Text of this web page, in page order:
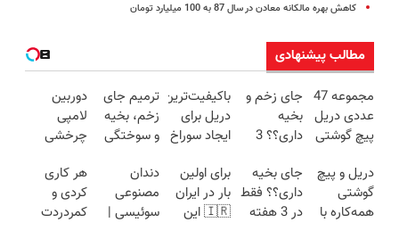
کاهش بهره مالکانه معادن در سال 87 به 100 میلیارد تومان
مطالب پیشنهادی
مجموعه 47
عددی دریل
پیچ گوشتی
(تخفیف به
مدت
محدود)
جای زخم و
بخیه
داری؟؟ 3
محوش کن!
باکیفیت‌ترین
دریل برای
ایجاد سوراخ
ترمیم جای
زخم، بخیه
و سوختگی
هفته!!😍
دوربین
لامپی
چرخشی
فقط امروز
حراج شد🔥
پرداخت
دریل و پیچ
گوشتی
همه‌کاره با
جای بخیه
داری؟؟ فقط
در 3 هفته
برای اولین
بار در ایران
🇮🇷 این
دندان
مصنوعی
سوئیسی |
هر کاری
کردی و
کمردردت